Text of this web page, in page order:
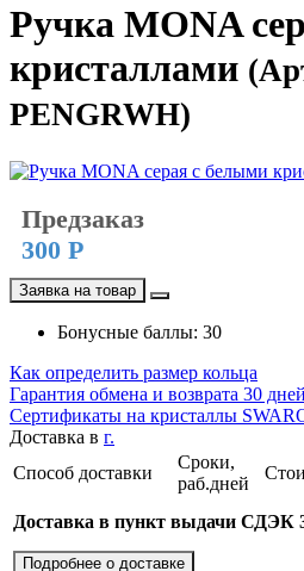
Ручка MONA
кристаллами
PENGRWH)
Предзаказ
300 Р
Заявка на товар
Бонусные баллы: 30
Как определить размер кольца
Гарантия обмена и возврата 30 дней
Сертификаты на кристаллы
Доставка в г.
Способ доставки
Сроки,
раб.дней
Доставка в пункт выдачи СДЭК
Подробнее о доставке